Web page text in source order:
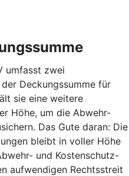
umfasst zwei
Deckungssumme für
sie eine weitere
Höhe, um die Abwehr-
Das Gute daran: Die
bleibt in voller Höhe
und Kostenschutz-
aufwendigen Rechtsstreit